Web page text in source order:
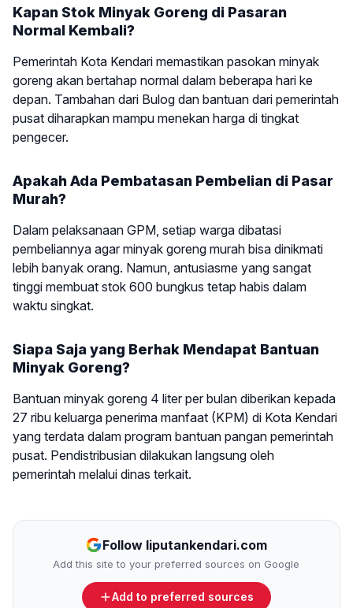
Kapan Stok Minyak Goreng di Pasaran
Normal Kembali?
Pemerintah Kota Kendari memastikan pasokan minyak
goreng akan bertahap normal dalam beberapa hari ke
depan. Tambahan dari Bulog dan bantuan dari pemerintah
pusat diharapkan mampu menekan harga di tingkat
pengecer.
Apakah Ada Pembatasan Pembelian di Pasar
Murah?
Dalam pelaksanaan GPM, setiap warga dibatasi
pembeliannya agar minyak goreng murah bisa dinikmati
lebih banyak orang. Namun, antusiasme yang sangat
tinggi membuat stok 600 bungkus tetap habis dalam
waktu singkat.
Siapa Saja yang Berhak Mendapat Bantuan
Minyak Goreng?
Bantuan minyak goreng 4 liter per bulan diberikan kepada
27 ribu keluarga penerima manfaat (KPM) di Kota Kendari
yang terdata dalam program bantuan pangan pemerintah
pusat. Pendistribusian dilakukan langsung oleh
pemerintah melalui dinas terkait.
Follow liputankendari.com
Add this site to your preferred sources on Google
Add to preferred sources